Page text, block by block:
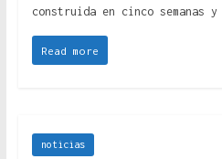
construida en cinco semanas y
Read more
noticias